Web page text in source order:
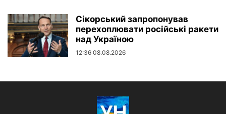
Сікорський запропонував
перехоплювати російські ракети
над Україною
12:36 08.08.2026